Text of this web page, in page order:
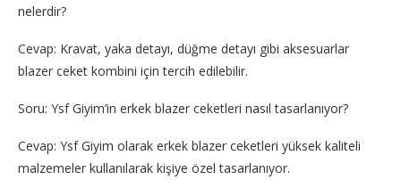
nelerdir?
Cevap: Kravat, yaka detayı, düğme detayı gibi aksesuarlar
blazer ceket kombini için tercih edilebilir.
Soru: Ysf Giyim’in erkek blazer ceketleri nasıl tasarlanıyor?
Cevap: Ysf Giyim olarak erkek blazer ceketleri yüksek kaliteli
malzemeler kullanılarak kişiye özel tasarlanıyor.